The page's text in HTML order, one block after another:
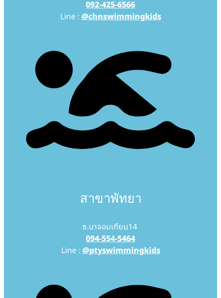
092-425-6566
Line : @chnswimmingkids
สาขาพัทยา
ซ.นาจอมเทียน14
094-554-5464
Line : @ptyswimmingkids